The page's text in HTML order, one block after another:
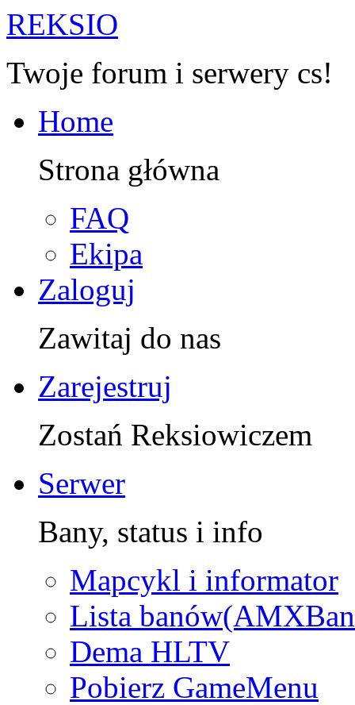
REKSIO
Twoje forum i serwery cs!
Home
Strona główna
FAQ
Ekipa
Zaloguj
Zawitaj do nas
Zarejestruj
Zostań Reksiowiczem
Serwer
Bany, status i info
Mapcykl i informator
Lista
Dema HLTV
Pobierz GameMenu